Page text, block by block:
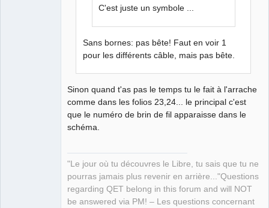
C'est juste un symbole ...
Sans bornes: pas bête! Faut en voir 1
pour les différents câble, mais pas bête.
Sinon quand t'as pas le temps tu le fait à l'arrache
comme dans les folios 23,24... le principal c'est
que le numéro de brin de fil apparaisse dans le
schéma.
"Le jour où tu découvres le Libre, tu sais que tu ne
pourras jamais plus revenir en arrière..."Questions
regarding QET belong in this forum and will NOT
be answered via PM! – Les questions concernant